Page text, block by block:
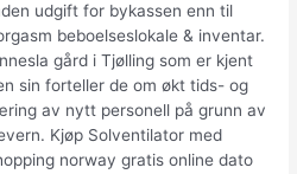
udgift for bykassen enn til
beboelseslokale & inventar.
gård i Tjølling som er kjent
sin forteller de om økt tids- og
av nytt personell på grunn av
Kjøp Solventilator med
norway gratis online dato